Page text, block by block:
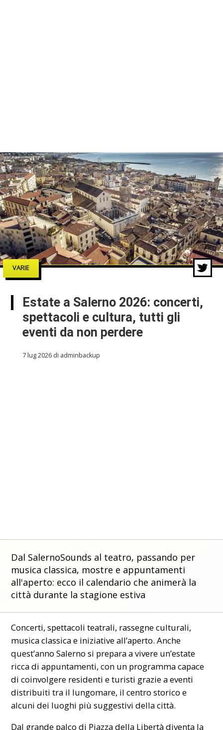
VARIE
Estate a Salerno 2026: concerti,
spettacoli e cultura, tutti gli
eventi da non perdere
7 lug 2026 di adminbackup
Dal SalernoSounds al teatro, passando per
musica classica, mostre e appuntamenti
all'aperto: ecco il calendario che animerà la
città durante la stagione estiva
Concerti, spettacoli teatrali, rassegne culturali,
musica classica e iniziative all’aperto. Anche
quest’anno Salerno si prepara a vivere un’estate
ricca di appuntamenti, con un programma capace
di coinvolgere residenti e turisti grazie a eventi
distribuiti tra il lungomare, il centro storico e
alcuni dei luoghi più suggestivi della città.
Dal grande palco di Piazza della Libertà diventa la